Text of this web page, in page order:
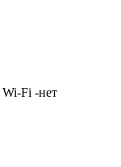
Fi -нет